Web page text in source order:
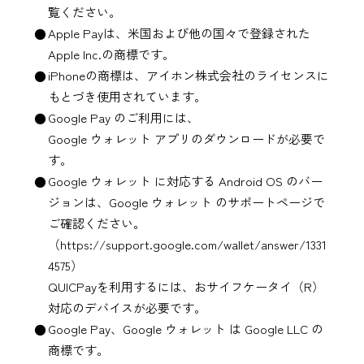
覧ください。
Apple Payは、米国および他の国々で登録された
Apple Inc.の商標です。
iPhoneの商標は、アイホン株式会社のライセンスに
もとづき使用されています。
Google Payのご利用には、
Google ウォレット アプリ のダウンロードが必要で
す。
Google ウォレット に対応する Android OS のバー
ジョンは、 Google ウォレット のサポートページで
ご確認ください。
（https://support.google.com/wallet/answer/1331
4575）
QUICPayを利用するには、おサイフケータイ（R）
対応のデバイスが必要です。
Google Pay、Google ウォレット は Google LLCの
商標です。